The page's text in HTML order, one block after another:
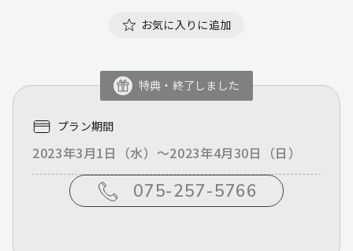
お気に入りに追加
特典・終了しました
プラン期間
2023年3月1日（水）～2023年4月30日（日）
075-257-5766